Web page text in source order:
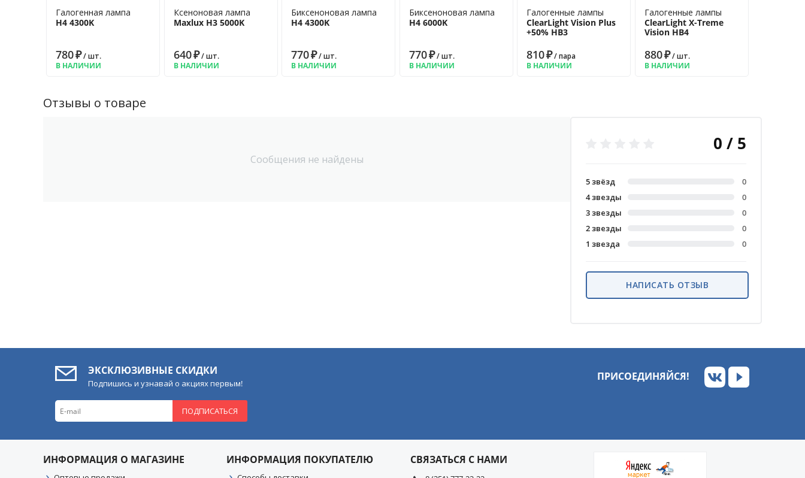
Галогенная лампа
H4 4300K
780₽/ шт.
В НАЛИЧИИ
Ксеноновая лампа
Maxlux H3 5000K
640₽/ шт.
В НАЛИЧИИ
Биксеноновая лампа
H4 4300K
770₽/ шт.
В НАЛИЧИИ
Биксеноновая лампа
H4 6000K
770₽/ шт.
В НАЛИЧИИ
Галогенные лампы
ClearLight Vision Plus
+50% HB3
810₽/ пара
В НАЛИЧИИ
Галогенные лампы
ClearLight X-Treme
Vision HB4
880₽/ шт.
В НАЛИЧИИ
Отзывы о товаре
Сообщения не найдены
0 / 5
5 звёзд
0
4 звезды
0
3 звезды
0
2 звезды
0
1 звезда
0
НАПИСАТЬ ОТЗЫВ
ЭКСКЛЮЗИВНЫЕ СКИДКИ
Подпишись и узнавай о акциях первым!
ПОДПИСАТЬСЯ
ПРИСОЕДИНЯЙСЯ!
ИНФОРМАЦИЯ О МАГАЗИНЕ ИНФОРМАЦИЯ ПОКУПАТЕЛЮ СВЯЗАТЬСЯ С НАМИ